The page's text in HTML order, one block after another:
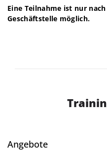
Eine Teilnahme ist nur
Geschäftstelle möglich.
Angebote